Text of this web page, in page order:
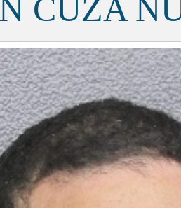
CUZA